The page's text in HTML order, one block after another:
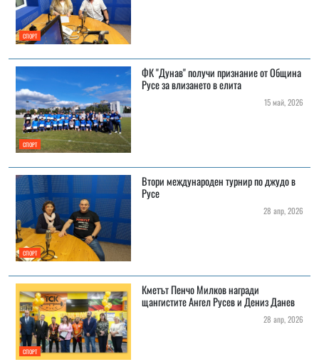
СПОРТ
СПОРТ
ФК "Дунав" получи признание от Община
Русе за влизането в елита
15 май, 2026
СПОРТ
Втори международен турнир по джудо в
Русе
28 апр, 2026
СПОРТ
Кметът Пенчо Милков награди
щангистите Ангел Русев и Дениз Данев
28 апр, 2026